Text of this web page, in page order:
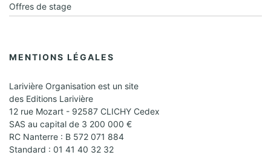
Offres de stage
MENTIONS LÉGALES
Larivière Organisation est un site
des Editions Larivière
12 rue Mozart - 92587 CLICHY Cedex
SAS au capital de 3 200 000 €
RC Nanterre : B 572 071 884
Standard : 01 41 40 32 32